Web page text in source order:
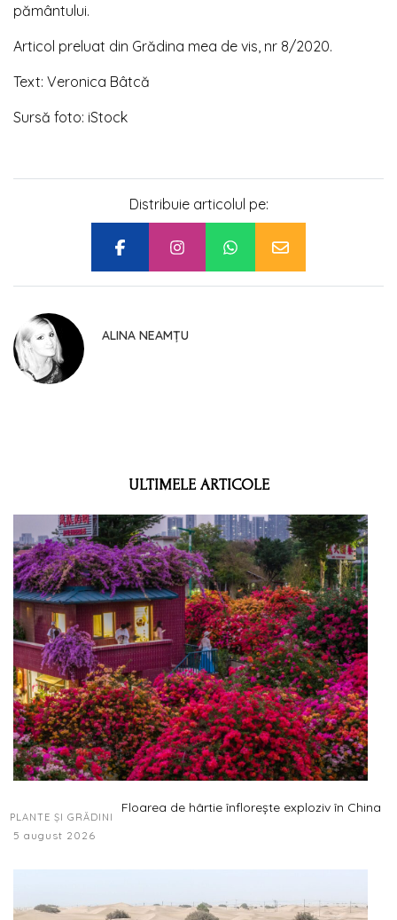
pământului.
Articol preluat din Grădina mea de vis, nr 8/2020.
Text: Veronica Bâtcă
Sursă foto: iStock
Distribuie articolul pe:
ALINA NEAMȚU
ULTIMELE ARTICOLE
PLANTE ȘI GRĂDINI
Floarea de hârtie înflorește exploziv în China
5 august 2026